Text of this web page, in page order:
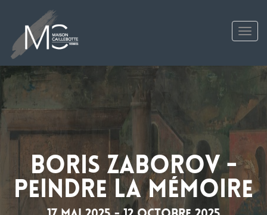
Boris Zaborov -
Peindre la mémoire